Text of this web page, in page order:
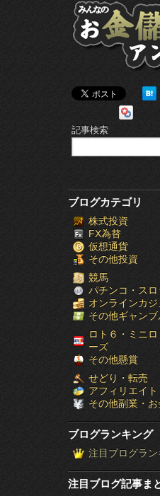
記事検索
ブログカテゴリ
株式投資
FX為替
仮想通貨
その他投資
競馬
パチンコ・スロ
オンラインカジ
その他ギャンブ
ロト６・ミニ
ーズ
その他懸賞
せどり・転売
アフィリエイト
その他副業・お
ブログランキング
注目ブログラ
注目ブログ記事ま